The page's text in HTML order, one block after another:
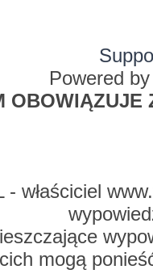
Powered by
- właściciel
mogą